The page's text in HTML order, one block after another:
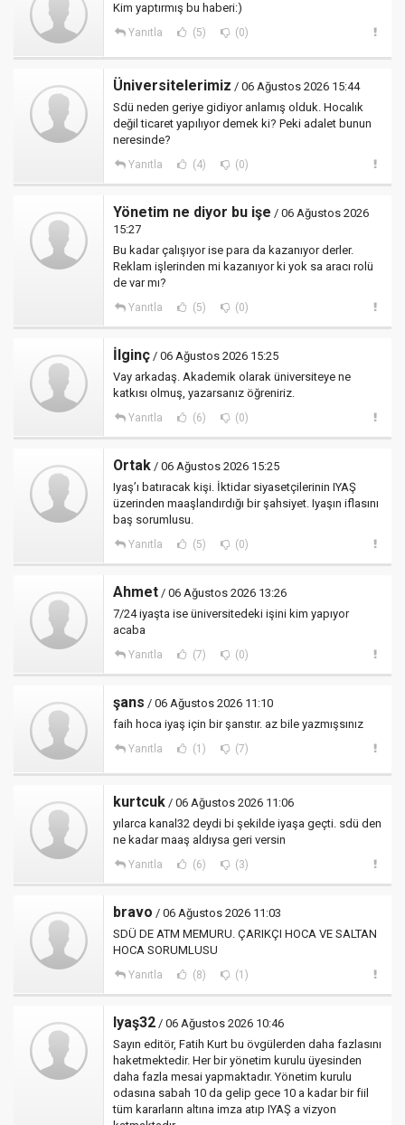
Kim yaptırmış bu haberi:)
Yanıtla (5) (0)
Üniversitelerimiz / 06 Ağustos 2026 15:44
Sdü neden geriye gidiyor anlamış olduk. Hocalık
değil ticaret yapılıyor demek ki? Peki adalet bunun
neresinde?
Yanıtla (4) (0)
Yönetim ne diyor bu işe / 06 Ağustos 2026
15:27
Bu kadar çalışıyor ise para da kazanıyor derler.
Reklam işlerinden mi kazanıyor ki yok sa aracı rolü
de var mı?
Yanıtla (5) (0)
İlginç / 06 Ağustos 2026 15:25
Vay arkadaş. Akademik olarak üniversiteye ne
katkısı olmuş, yazarsanız öğreniriz.
Yanıtla (6) (0)
Ortak / 06 Ağustos 2026 15:25
Iyaş’ı batıracak kişi. İktidar siyasetçilerinin IYAŞ
üzerinden maaşlandırdığı bir şahsiyet. Iyaşın iflasını
baş sorumlusu.
Yanıtla (5) (0)
Ahmet / 06 Ağustos 2026 13:26
7/24 iyaşta ise üniversitedeki işini kim yapıyor
acaba
Yanıtla (7) (0)
şans / 06 Ağustos 2026 11:10
faih hoca iyaş için bir şanstır. az bile yazmışsınız
Yanıtla (1) (7)
kurtcuk / 06 Ağustos 2026 11:06
yılarca kanal32 deydi bi şekilde iyaşa geçti. sdü den
ne kadar maaş aldıysa geri versin
Yanıtla (6) (3)
bravo / 06 Ağustos 2026 11:03
SDÜ DE ATM MEMURU. ÇARIKÇI HOCA VE SALTAN
HOCA SORUMLUSU
Yanıtla (8) (1)
Iyaş32 / 06 Ağustos 2026 10:46
Sayın editör, Fatih Kurt bu övgülerden daha fazlasını
haketmektedir. Her bir yönetim kurulu üyesinden
daha fazla mesai yapmaktadır. Yönetim kurulu
odasına sabah 10 da gelip gece 10 a kadar bir fiil
tüm kararların altına imza atıp IYAŞ a vizyon